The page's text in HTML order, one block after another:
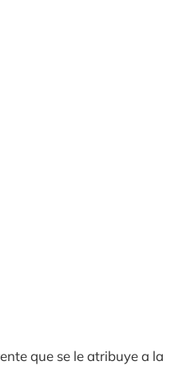
que se le atribuye a la